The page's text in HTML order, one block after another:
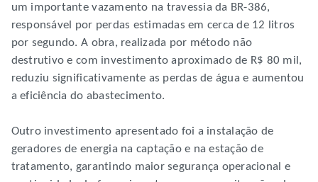
um importante vazamento na travessia da BR-386,
responsável por perdas estimadas em cerca de 12 litros
por segundo. A obra, realizada por método não
destrutivo e com investimento aproximado de R$ 80 mil,
reduziu significativamente as perdas de água e aumentou
a eficiência do abastecimento.
Outro investimento apresentado foi a instalação de
geradores de energia na captação e na estação de
tratamento, garantindo maior segurança operacional e